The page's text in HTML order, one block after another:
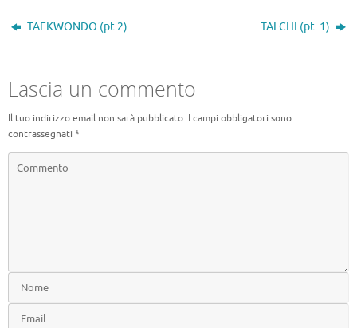
o
k
ar
TAEKWONDO (pt 2) TAI CHI (pt. 1)
Lascia un commento
Il tuo indirizzo email non sarà pubblicato. I campi obbligatori sono
contrassegnati *